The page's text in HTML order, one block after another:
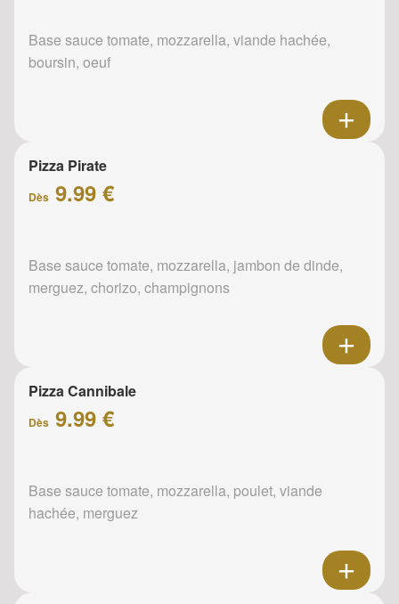
Base sauce tomate, mozzarella, viande hachée,
boursin, oeuf
Pizza Pirate
Dès 9.99 €
Base sauce tomate, mozzarella, jambon de dinde,
merguez, chorizo, champignons
Pizza Cannibale
Dès 9.99 €
Base sauce tomate, mozzarella, poulet, viande
hachée, merguez